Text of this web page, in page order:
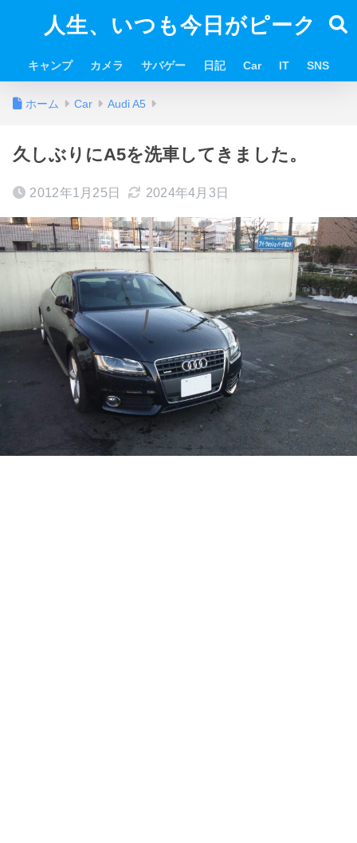
人生、いつも今日がピーク
キャンプ カメラ サバゲー 日記 Car IT SNS
ホーム Car Audi A5
久しぶりにA5を洗車してきました。
2012年1月25日 2024年4月3日